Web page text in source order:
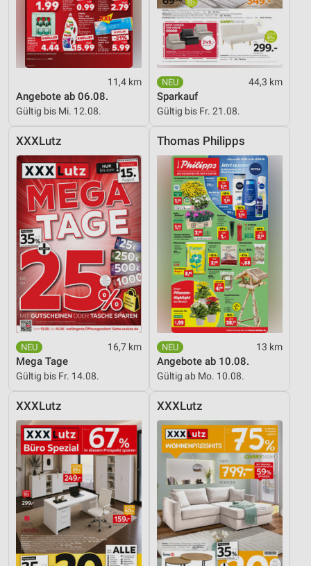
11,4 km
Angebote ab 06.08.
Gültig bis Mi. 12.08.
44,3 km
Sparkauf
Gültig bis Fr. 21.08.
XXXLutz
16,7 km
Mega Tage
Gültig bis Fr. 14.08.
Thomas Philipps
13 km
Angebote ab 10.08.
Gültig ab Mo. 10.08.
XXXLutz XXXLutz